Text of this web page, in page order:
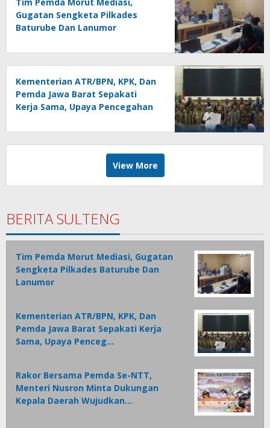
Gugatan Sengketa Pilkades
Baturube Dan Lanumor
Kementerian ATR/BPN, KPK, Dan
Pemda Jawa Barat Sepakati
Kerja Sama, Upaya Pencegahan
Ekonomi Daerah
View More
BERITA SULTENG
Tim Pemda Morut Mediasi, Gugatan
Sengketa Pilkades Baturube Dan
Lanumor
Kementerian ATR/BPN, KPK, Dan
Pemda Jawa Barat Sepakati Kerja
Sama, Upaya Penceg…
Rakor Bersama Pemda Se-NTT,
Menteri Nusron Minta Dukungan
Kepala Daerah Wujudkan…